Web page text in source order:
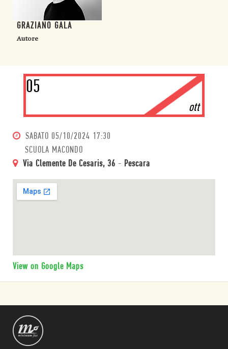
GRAZIANO GALA
Autore
05
ott
SABATO 05/10/2024 17:30
SCUOLA MACONDO
Via Clemente De Cesaris, 36 - Pescara
View on Google Maps